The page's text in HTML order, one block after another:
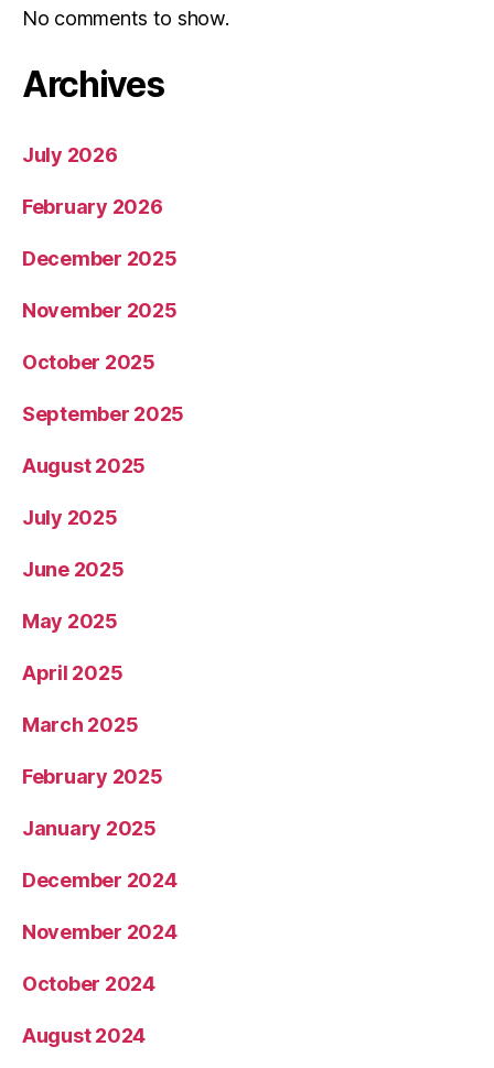
No comments to show.
Archives
July 2026
February 2026
December 2025
November 2025
October 2025
September 2025
August 2025
July 2025
June 2025
May 2025
April 2025
March 2025
February 2025
January 2025
December 2024
November 2024
October 2024
August 2024